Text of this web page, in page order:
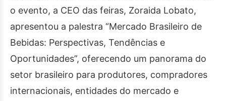
o evento, a CEO das feiras, Zoraida Lobato,
apresentou a palestra “Mercado Brasileiro de
Bebidas: Perspectivas, Tendências e
Oportunidades”, oferecendo um panorama do
setor brasileiro para produtores, compradores
internacionais, entidades do mercado e